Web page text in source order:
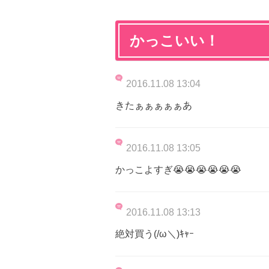
かっこいい！
2016.11.08 13:04
きたぁぁぁぁぁあ
2016.11.08 13:05
かっこよすぎ😭😭😭😭😭😭
2016.11.08 13:13
絶対買う(/ω＼)ｷｬｰ